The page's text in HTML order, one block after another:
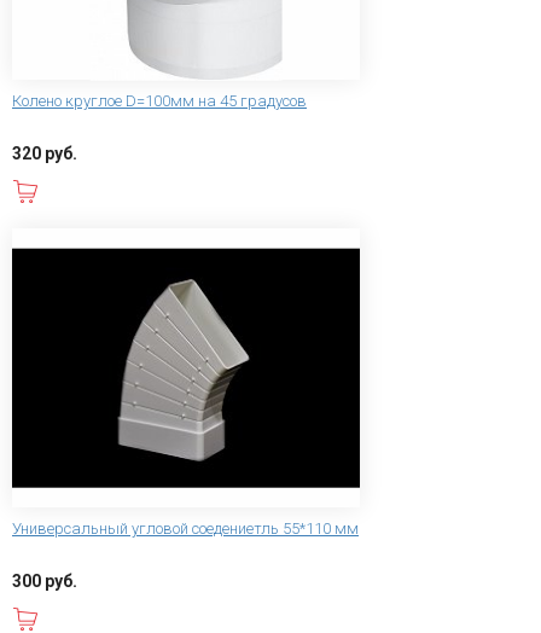
Колено круглое D=100мм на 45 градусов
320 руб.
Универсальный угловой соедениетль 55*110 мм
300 руб.